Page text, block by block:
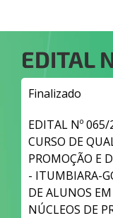
EDITAL
Finalizado
EDITAL Nº 065/
CURSO DE
PROMOÇÃO E
- ITUMBIARA-
DE ALUNOS
NÚCLEOS DE